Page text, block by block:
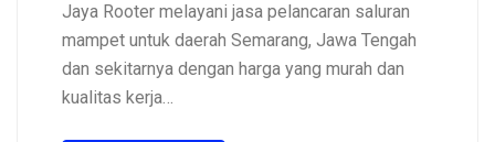
Jaya Rooter melayani jasa pelancaran saluran
mampet untuk daerah Semarang, Jawa Tengah
dan sekitarnya dengan harga yang murah dan
kualitas kerja…